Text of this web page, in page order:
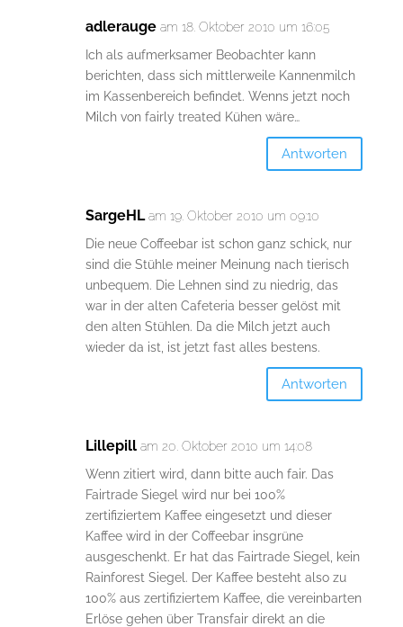
adlerauge am 18. Oktober 2010 um 16:05
Ich als aufmerksamer Beobachter kann
berichten, dass sich mittlerweile Kannenmilch
im Kassenbereich befindet. Wenns jetzt noch
Milch von fairly treated Kühen wäre…
Antworten
SargeHL am 19. Oktober 2010 um 09:10
Die neue Coffeebar ist schon ganz schick, nur
sind die Stühle meiner Meinung nach tierisch
unbequem. Die Lehnen sind zu niedrig, das
war in der alten Cafeteria besser gelöst mit
den alten Stühlen. Da die Milch jetzt auch
wieder da ist, ist jetzt fast alles bestens.
Antworten
Lillepill am 20. Oktober 2010 um 14:08
Wenn zitiert wird, dann bitte auch fair. Das
Fairtrade Siegel wird nur bei 100%
zertifiziertem Kaffee eingesetzt und dieser
Kaffee wird in der Coffeebar insgrüne
ausgeschenkt. Er hat das Fairtrade Siegel, kein
Rainforest Siegel. Der Kaffee besteht also zu
100% aus zertifiziertem Kaffee, die vereinbarten
Erlöse gehen über Transfair direkt an die